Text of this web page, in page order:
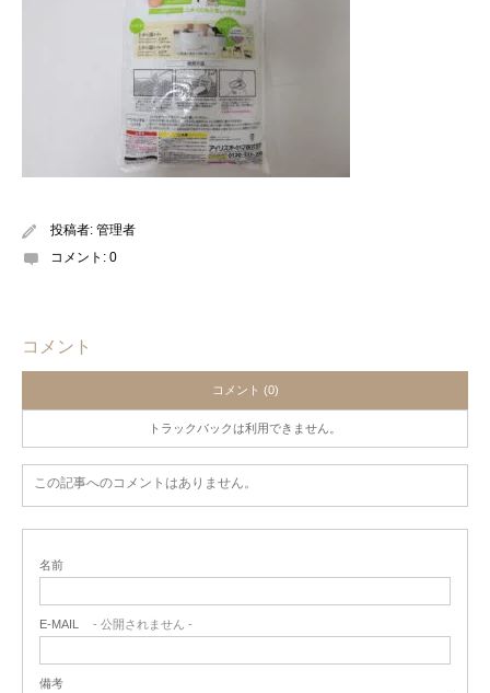
投稿者: 管理者
コメント: 0
コメント
コメント (0)
トラックバックは利用できません。
この記事へのコメントはありません。
名前
E-MAIL - 公開されません -
備考